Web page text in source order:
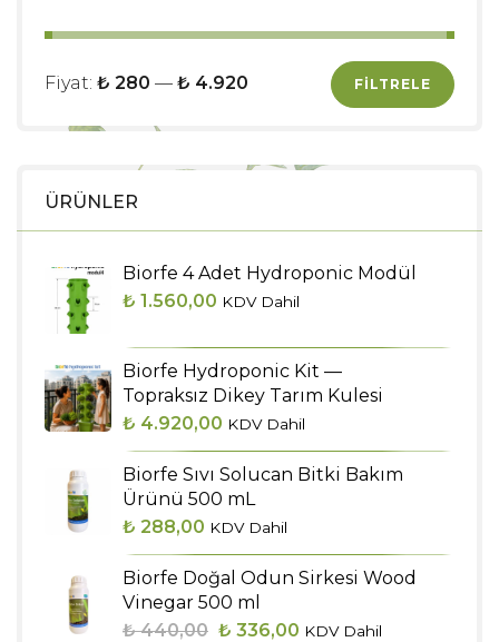
FILTRELE
Fiyat: ₺ 280 — ₺ 4.920
ÜRÜNLER
Biorfe 4 Adet Hydroponic Modül
₺ 1.560,00 KDV Dahil
Biorfe Hydroponic Kit —
Topraksız Dikey Tarım Kulesi
₺ 4.920,00 KDV Dahil
Biorfe Sıvı Solucan Bitki Bakım
Ürünü 500 mL
₺ 288,00 KDV Dahil
Biorfe Doğal Odun Sirkesi Wood
Vinegar 500 ml
₺440,00 Orijinal
₺ 336,00 Şu
KDV Dahil